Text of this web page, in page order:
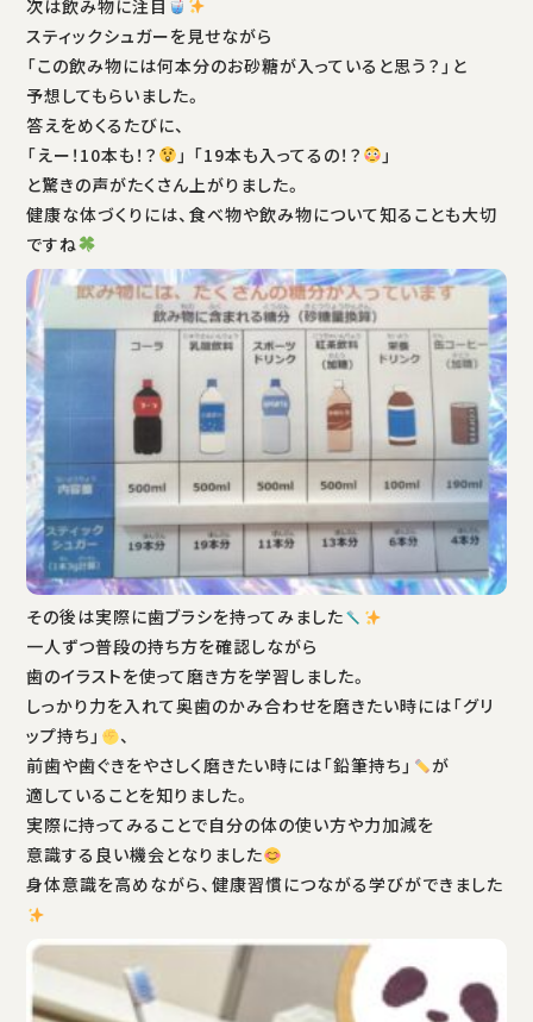
次は飲み物に注目
スティックシュガーを見せながら
「この飲み物には何本分のお砂糖が入っていると思う？」と
予想してもらいました。
答えをめくるたびに、
「えー！10本も！？
」 「19本も入ってるの！？
」
と驚きの声がたくさん上がりました。
健康な体づくりには、食べ物や飲み物について知ることも大切
ですね
その後は実際に歯ブラシを持ってみました
一人ずつ普段の持ち方を確認しながら
歯のイラストを使って磨き方を学習しました。
しっかり力を入れて奥歯のかみ合わせを磨きたい時には「グリ
ップ持ち」
、
前歯や歯ぐきをやさしく磨きたい時には「鉛筆持ち」
が
適していることを知りました。
実際に持ってみることで自分の体の使い方や力加減を
意識する良い機会となりました
身体意識を高めながら、健康習慣につながる学びができました